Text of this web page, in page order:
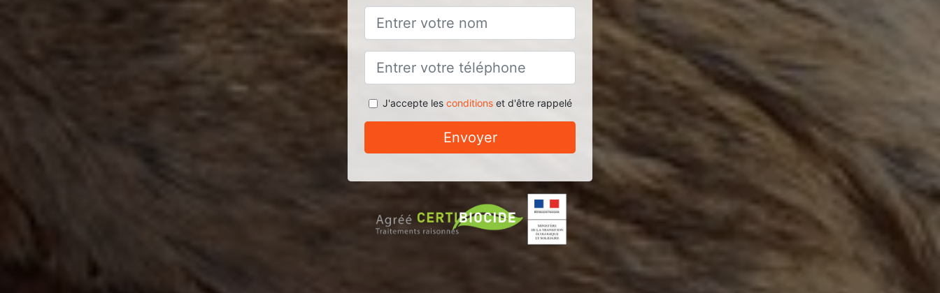
J'accepte les conditionset d'être rappelé
Envoyer